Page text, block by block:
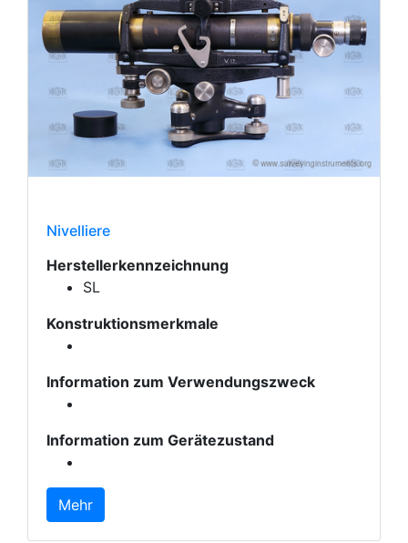
Nivelliere
Herstellerkennzeichnung
SL
Konstruktionsmerkmale
Information zum Verwendungszweck
Information zum Gerätezustand
Mehr